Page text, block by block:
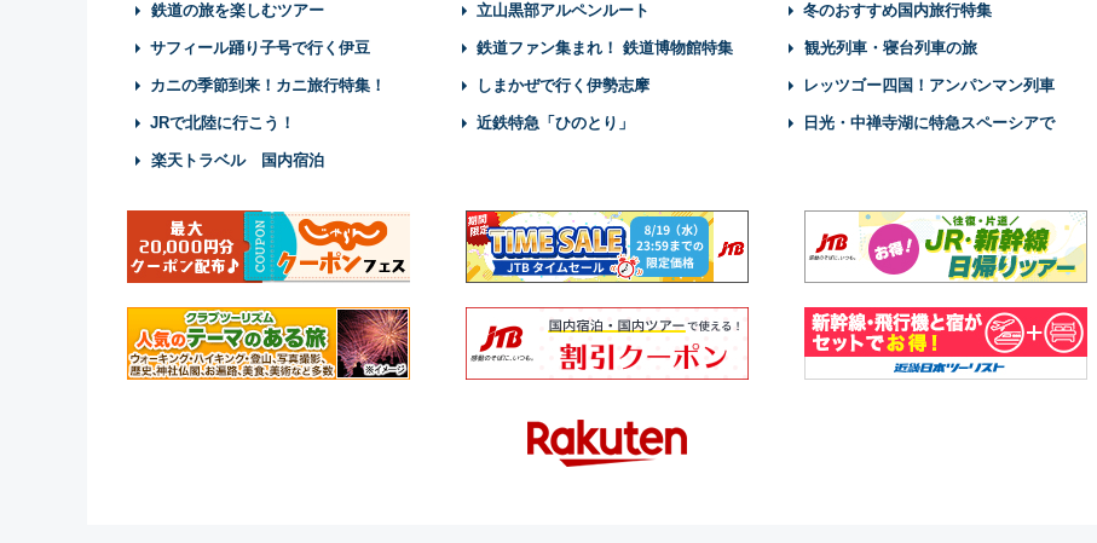
鉄道の旅を楽しむツアー 立山黒部アルペンルート 冬のおすすめ国内旅行特集
サフィール踊り子号で行く伊豆 鉄道ファン集まれ！ 鉄道博物館特集 観光列車・寝台列車の旅
カニの季節到来！カニ旅行特集！ しまかぜで行く伊勢志摩 レッツゴー四国！アンパンマン列車
JRで北陸に行こう！ 近鉄特急「ひのとり」 日光・中禅寺湖に特急スペーシアで
楽天トラベル 国内宿泊